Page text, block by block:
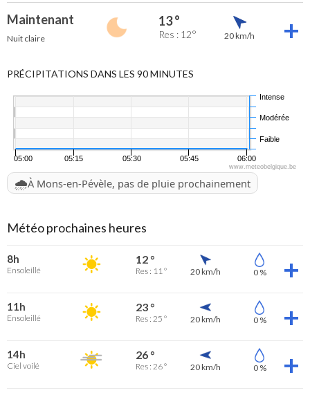
Maintenant
Nuit claire
13 °
Res : 12° 20 km/h
PRÉCIPITATIONS DANS LES 90 MINUTES
05:00 05:15 05:30 05:45 06:00
Faible
Modérée
Intense
www.meteobelgique.be
🌧️À Mons-en-Pévèle, pas de pluie prochainement
Météo prochaines heures
8h
Ensoleillé
12 °
Res : 11 ° 20 km/h 0 %
11h
Ensoleillé
23 °
Res : 25 ° 20 km/h 0 %
14h
Ciel voilé
26 °
Res : 26 ° 20 km/h 0 %